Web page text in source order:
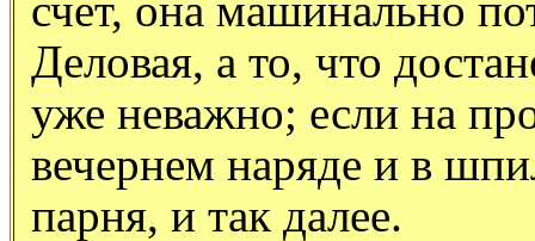
Деловая, а то, что
уже неважно; если на
вечернем наряде и в
парня, и так далее.